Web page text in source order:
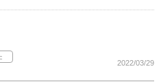
2022/03/29